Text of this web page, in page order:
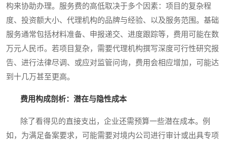
构来协助办理。服务费的高低取决于多个因素：项目的复杂程
度、投资额大小、代理机构的品牌与经验、以及服务范围。基础
服务通常包括材料准备、申报递交、进度跟踪等，费用可能在数
万元人民币。若项目复杂，需要代理机构撰写深度可行性研究报
告、进行法律尽调、或应对监管问询，费用会相应增加，可能达
到十几万甚至更高。
费用构成剖析：潜在与隐性成本
除了看得见的直接支出，企业还需预算一些潜在成本。例
如，为满足备案要求，可能需要对境内公司进行审计或出具专项